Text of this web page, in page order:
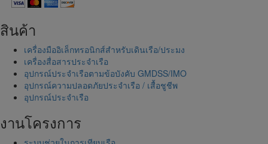
สินค้า
เครื่องมืออิเล็กทรอนิกส์สำหรับเดินเรือ/ประมง
เครื่องสื่อสารประจำเรือ
อุปกรณ์ประจำเรือตามข้อบังคับ GMDSS/IMO
อุปกรณ์ความปลอดภัยประจำเรือ / เสื้อชูชีพ
อุปกรณ์ประจำเรือ
งานโครงการ